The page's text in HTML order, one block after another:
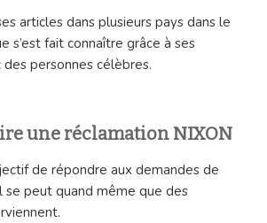
articles dans plusieurs pays dans le
s’est fait connaître grâce à ses
personnes célèbres.
une réclamation NIXON
de répondre aux demandes de
se peut quand même que des